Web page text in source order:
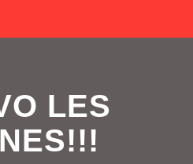
LES